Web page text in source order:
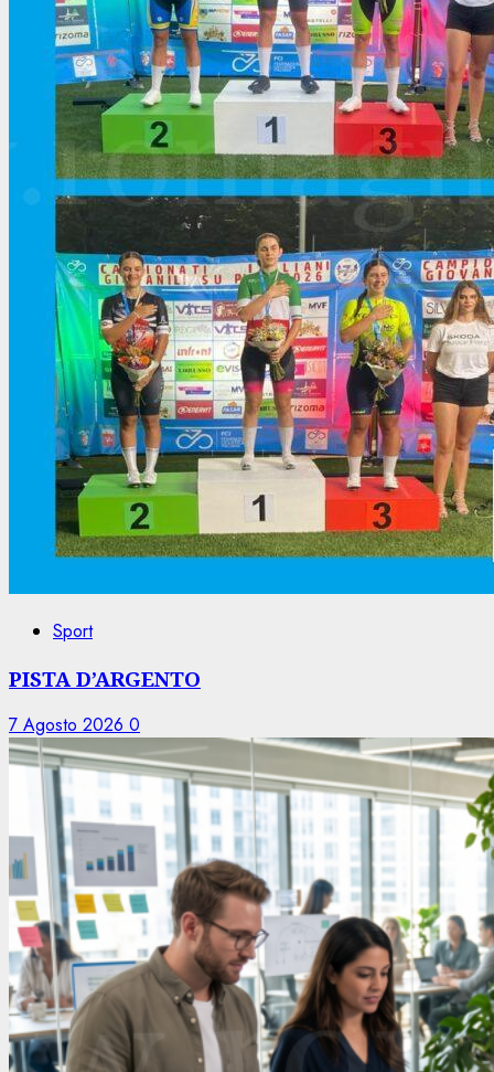
Sport
PISTA D’ARGENTO
7 Agosto 2026 0